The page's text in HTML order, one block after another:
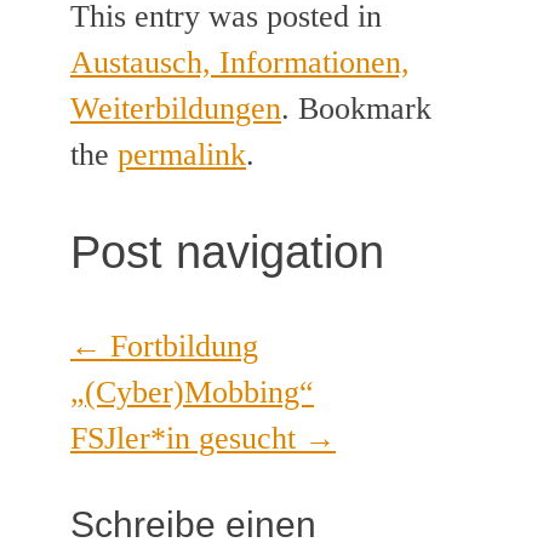
This entry was posted in
Austausch, Informationen,
Weiterbildungen. Bookmark
the permalink.
Post navigation
← Fortbildung
„(Cyber)Mobbing“
FSJler*in gesucht →
Schreibe einen